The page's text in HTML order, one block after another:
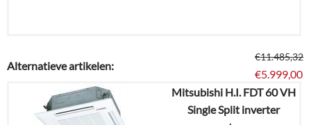
€11.485,32
€5.999,00
Details
Alternatieve artikelen:
Mitsubishi H.I. FDT 60 VH
Single Split inverter